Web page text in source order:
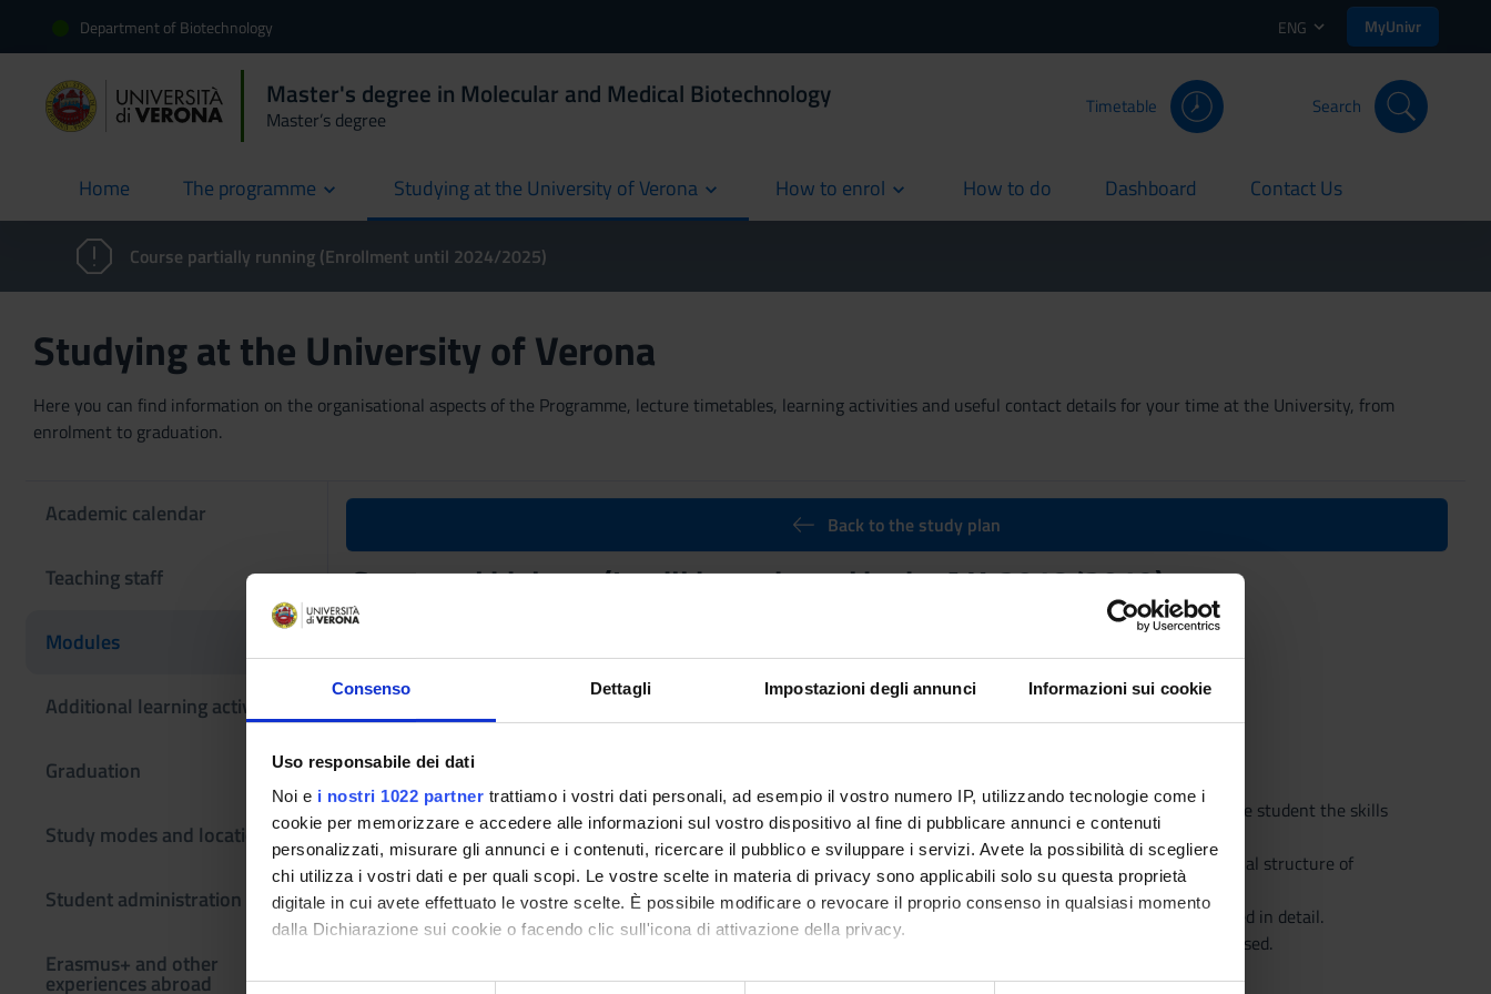
Consenso Dettagli Impostazioni degli annunci Informazioni sui cookie
Uso responsabile dei dati
Noi e i nostri 1022 partner trattiamo i vostri dati personali, ad esempio il vostro numero IP, utilizzando tecnologie come i
cookie per memorizzare e accedere alle informazioni sul vostro dispositivo al fine di pubblicare annunci e contenuti
personalizzati, misurare gli annunci e i contenuti, ricercare il pubblico e sviluppare i servizi. Avete la possibilità di scegliere
chi utilizza i vostri dati e per quali scopi. Le vostre scelte in materia di privacy sono applicabili solo su questa proprietà
digitale in cui avete effettuato le vostre scelte. È possibile modificare o revocare il proprio consenso in qualsiasi momento
dalla Dichiarazione sui cookie o facendo clic sull'icona di attivazione della privacy.
Con il tuo consenso, vorremmo anche:
Department of Biotechnology ENG MyUnivr
Master's degree in Molecular and Medical Biotechnology
Master’s degree
Timetable Search
Home
current The programme Studying at the University of Verona How to enrol How to do
current Dashboard
current Contact Us
current
Course partially running (Enrollment until 2024/2025)
Studying at the University of Verona
Here you can find information on the organisational aspects of the Programme, lecture timetables, learning activities and useful contact details for your time at the University, from
enrolment to graduation.
Academic calendar
Teaching staff
Modules
Additional learning activities
Graduation
Study modes and locations
Student administration
Erasmus+ and other
experiences abroad
Back to the study plan
Structural biology (It will be activated in the A.Y. 2018/2019)
Teaching code
4S003665
6
Scientific Disciplinary Sector (SSD)
BIO/11 - BIOLOGIA MOLECOLARE
Learning outcomes
The goal of the Structural Biology course for the degree in Bioinformatics and Medical Biotechnology is to develop in the student the skills
necessary to critically read and assess scientific papers in this branch of science.
After an introduction discussing the relative weight of the different techniques used to determine the three-dimensional structure of
biomolecules, the course concentrates on the theory and practice of macromolecular crystallography.
The fundamentals of the theory of diffraction, the modern methods of data collection and the phase problem are covered in detail.
In addition, papers selected from the current literature dealing with important biological structures are read and discussed.